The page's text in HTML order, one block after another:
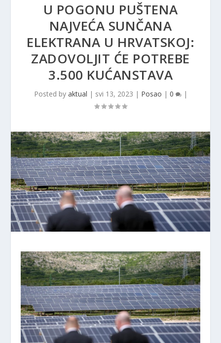
U POGONU PUŠTENA
NAJVEĆA SUNČANA
ELEKTRANA U HRVATSKOJ:
ZADOVOLJIT ĆE POTREBE
3.500 KUĆANSTAVA
Posted by aktual | svi 13, 2023 | Posao | 0 |